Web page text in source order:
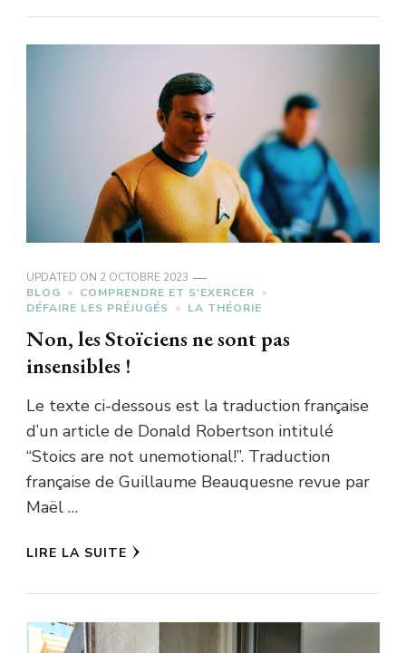
UPDATED ON 2 OCTOBRE 2023
BLOG
COMPRENDRE ET S'EXERCER
DÉFAIRE LES PRÉJUGÉS
LA THÉORIE
Non, les Stoïciens ne sont pas
insensibles !
Le texte ci-dessous est la traduction française
d’un article de Donald Robertson intitulé
“Stoics are not unemotional!”. Traduction
française de Guillaume Beauquesne revue par
Maël …
LIRE LA SUITE